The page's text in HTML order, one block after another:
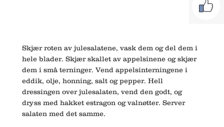
Skjær roten av julesalatene, vask dem og del dem i
hele blader. Skjær skallet av appelsinene og skjær
dem i små terninger. Vend appelsinterningene i
eddik, olje, honning, salt og pepper. Hell
dressingen over julesalaten, vend den godt, og
dryss med hakket estragon og valnøtter. Server
salaten med det samme.